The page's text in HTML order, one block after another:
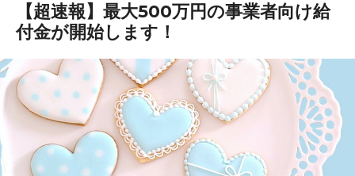
【超速報】最大500万円の事業者向け給
付金が開始します！